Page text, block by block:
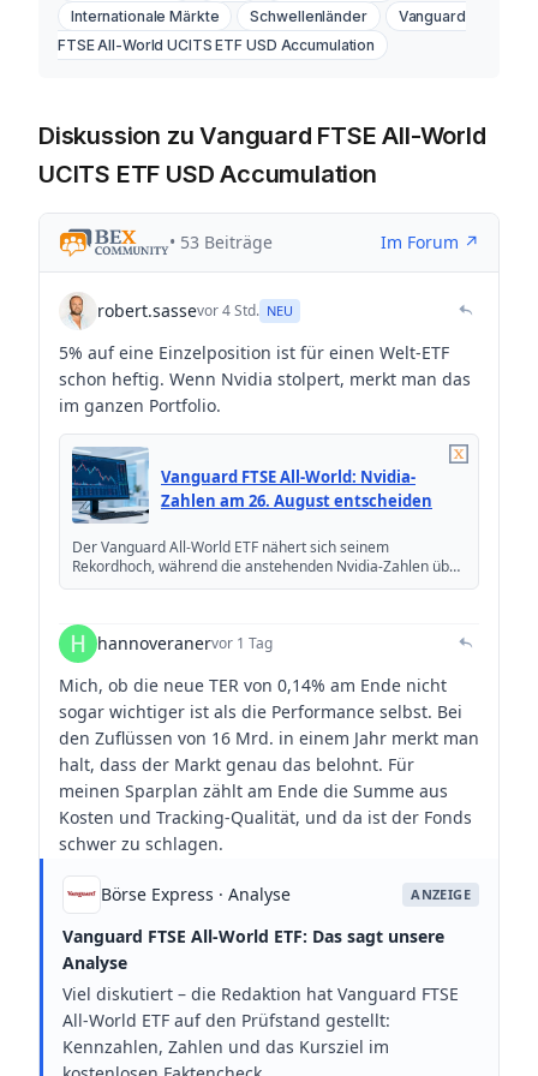
Internationale Märkte
Schwellenländer
Vanguard
FTSE All-World UCITS ETF USD Accumulation
Diskussion zu Vanguard FTSE All-World
UCITS ETF USD Accumulation